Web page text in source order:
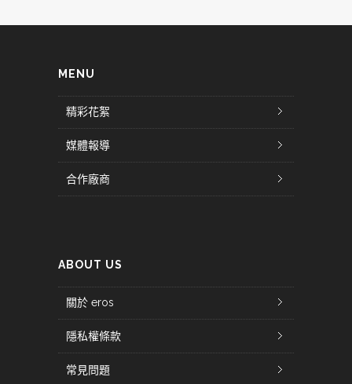
MENU
精彩花絮
媒體報導
合作廠商
ABOUT US
關於 eros
隱私權條款
常見問題